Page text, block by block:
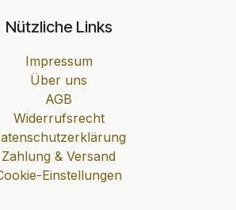
Nützliche Links
Impressum
Über uns
AGB
Widerrufsrecht
Zahlung & Versand
Einstellungen